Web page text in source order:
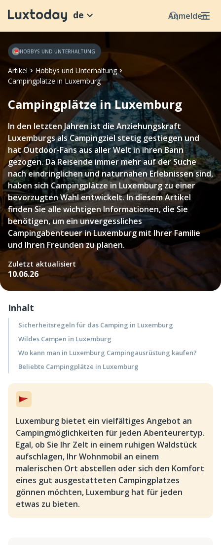
Anmelden
de
Artikel
Hobbys und Unterhaltung
Campingplätze in Luxemburg
HOBBYS UND UNTERHALTUNG
Campingplätze in Luxemburg
In den letzten Jahren ist die Anziehungskraft
Luxemburgs als Campingziel stetig gestiegen und
hat Outdoor-Fans aus aller Welt in ihren Bann
gezogen. Da Reisende immer mehr auf der Suche
nach eindringlichen und naturnahen Erlebnissen sind,
haben sich Campingplätze in Luxemburg zu einer
bevorzugten Wahl entwickelt. In diesem Artikel
finden Sie alle wichtigen Informationen, die Sie
benötigen, um ein unvergessliches
Campingabenteuer in Luxemburg mit Ihrer Familie
und Ihren Freunden zu planen.
Zuletzt aktualisiert
10.06.26
Inhalt
Sicherheitsregeln für das Camping in Luxemburg
Wildes Campen in Luxemburg
Wo kann man in Luxemburg Campingausrüstung kaufen?
Beliebte Campingplätze in Luxemburg
Luxemburg bietet ein vielfältiges Angebot an
Campingmöglichkeiten für jeden Abenteurertyp.
Egal, ob Sie Ihr Zelt in einem ruhigen Waldstück
aufschlagen, Ihr Wohnmobil an einem
malerischen Ort abstellen oder sich den Komfort
eines gut ausgestatteten Campingplatzes
gönnen möchten, Luxemburg hat für jeden
etwas zu bieten.